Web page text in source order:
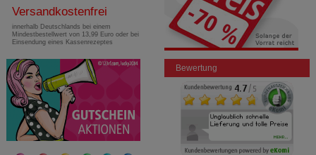
Versandkostenfrei
innerhalb Deutschlands bei einem
Mindestbestellwert von 13,99 Euro oder bei
Einsendung eines Kassenrezeptes
Bewertung